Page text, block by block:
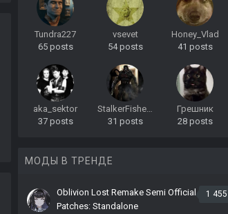
Tundra227
65 posts
vsevet
54 posts
Honey_Vlad
41 posts
aka_sektor
37 posts
StalkerFisher-rus
31 posts
Грешник
28 posts
МОДЫ В ТРЕНДЕ
1 455
Oblivion Lost Remake Semi Official
Patches: Standalone